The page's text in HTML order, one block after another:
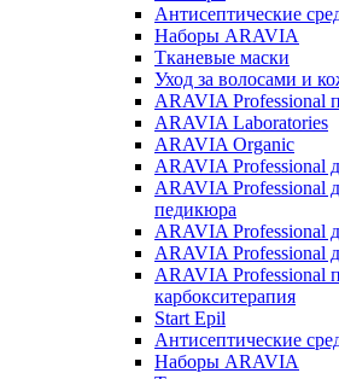
Антисептические
Наборы ARAVIA
Тканевые маски
Уход за волосами и
ARAVIA Professional
ARAVIA Laboratories
ARAVIA Organic
ARAVIA Professional
ARAVIA Professional
педикюра
ARAVIA Professional
ARAVIA Professional
ARAVIA Professional
карбокситерапия
Start Epil
Антисептические
Наборы ARAVIA